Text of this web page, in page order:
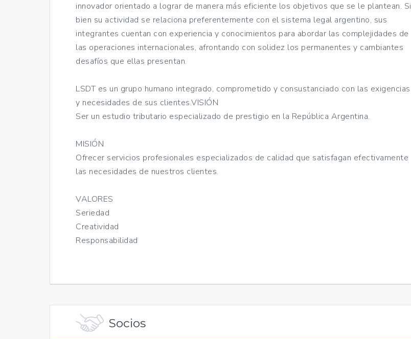
innovador orientado a lograr de manera más eficiente los objetivos que se le plantean. Si
bien su actividad se relaciona preferentemente con el sistema legal argentino, sus
integrantes cuentan con experiencia y conocimientos para abordar las complejidades de
las operaciones internacionales, afrontando con solidez los permanentes y cambiantes
desafíos que ellas presentan.
LSDT es un grupo humano integrado, comprometido y consustanciado con las exigencias
y necesidades de sus clientes.VISIÓN
Ser un estudio tributario especializado de prestigio en la República Argentina.
MISIÓN
Ofrecer servicios profesionales especializados de calidad que satisfagan efectivamente
las necesidades de nuestros clientes.
VALORES
Seriedad
Creatividad
Responsabilidad
Socios